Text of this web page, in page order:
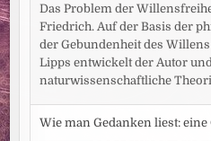
Das Problem der
Friedrich. Auf der Basis der
der Gebundenheit des
Lipps entwickelt der Autor
naturwissenschaftliche
Wie man Gedanken liest: